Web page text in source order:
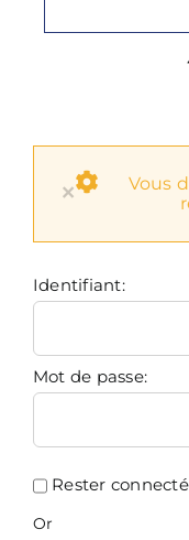
×
Vous
Identifiant:
Mot de passe:
Rester connecté
Or